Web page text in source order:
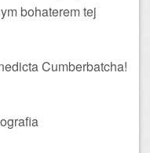
bohaterem tej
Cumberbatcha!